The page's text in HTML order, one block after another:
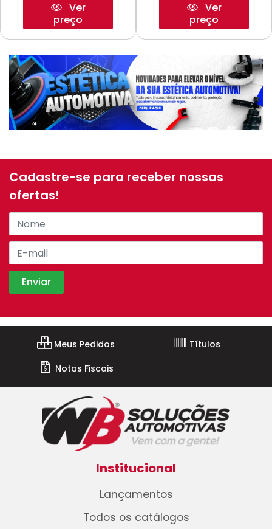
Ver
preço
Ver
preço
Cadastre-se para receber nossas
ofertas!
Meus Pedidos
Títulos
Notas Fiscais
Institucional
Lançamentos
Todos os catálogos